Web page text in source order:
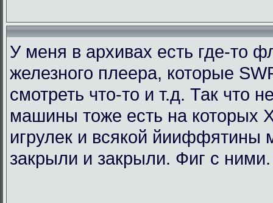
У меня в архивах есть где-то
железного плеера, которые
смотреть что-то и т.д. Так что
машины тоже есть на которых
игрулек и всякой
закрыли и закрыли. Фиг с ними.